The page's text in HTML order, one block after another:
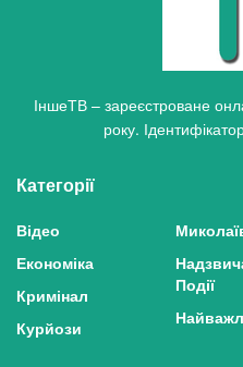
ІншеТВ – зареєстроване
року.
Категорії
Відео
Економіка
Кримінал
Курйози
Події